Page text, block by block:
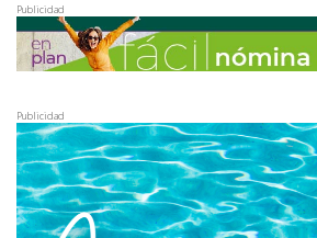
Publicidad
Publicidad